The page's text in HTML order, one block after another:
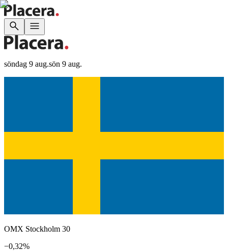
söndag 9 aug.sön 9 aug.
OMX Stockholm 30
−0,32%